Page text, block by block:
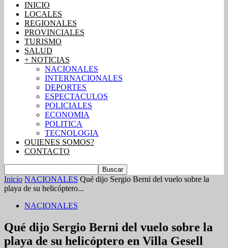
INICIO
LOCALES
REGIONALES
PROVINCIALES
TURISMO
SALUD
+ NOTICIAS
NACIONALES
INTERNACIONALES
DEPORTES
ESPECTACULOS
POLICIALES
ECONOMIA
POLITICA
TECNOLOGIA
QUIENES SOMOS?
CONTACTO
Inicio NACIONALES Qué dijo Sergio Berni del vuelo sobre la
playa de su helicóptero...
NACIONALES
Qué dijo Sergio Berni del vuelo sobre la
playa de su helicóptero en Villa Gesell